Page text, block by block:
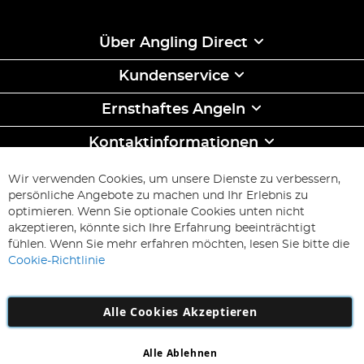
Über Angling Direct
Kundenservice
Ernsthaftes Angeln
Kontaktinformationen
ABONNIEREN & SPAREN
Melden
Sie
unseren
Newsletter
Abonnieren
Wir verwenden Cookies, um unsere Dienste zu verbessern,
persönliche Angebote zu machen und Ihr Erlebnis zu
optimieren. Wenn Sie optionale Cookies unten nicht
akzeptieren, könnte sich Ihre Erfahrung beeinträchtigt
fühlen. Wenn Sie mehr erfahren möchten, lesen Sie bitte die
Cookie-Richtlinie
Alle Cookies Akzeptieren
Alle Ablehnen